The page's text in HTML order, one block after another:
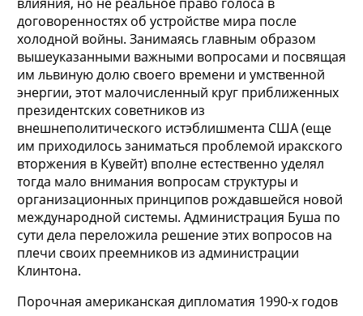
договоренностях об устройстве мира после
холодной войны. Занимаясь главным образом
вышеуказанными важными вопросами и посвящая
им львиную долю своего времени и умственной
энергии, этот малочисленный круг приближенных
президентских советников из
внешнеполитического истэблишмента США (еще
им приходилось заниматься проблемой иракского
вторжения в Кувейт) вполне естественно уделял
тогда мало внимания вопросам структуры и
организационных принципов рождавшейся новой
международной системы. Администрация Буша по
сути дела переложила решение этих вопросов на
плечи своих преемников из администрации
Клинтона.
Порочная американская дипломатия 1990-х годов